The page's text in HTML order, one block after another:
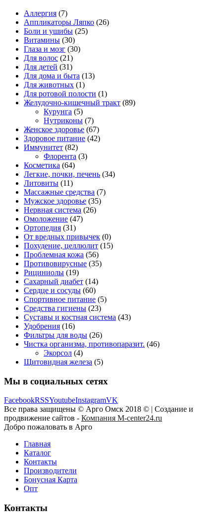
Аллергия (7)
Аппликаторы Ляпко (26)
Боли и ушибы (25)
Витамины (30)
Глаза и мозг (30)
Для волос (21)
Для детей (31)
Для дома и быта (13)
Для животных (1)
Для ротовой полости (1)
Желудочно-кишечный тракт (89)
Курунга (5)
Нутриконы (7)
Женское здоровье (67)
Здоровое питание (42)
Иммунитет (82)
Флорента (3)
Косметика (64)
Легкие, почки, печень (34)
Литовиты (11)
Массажные средства (7)
Мужское здоровье (35)
Нервная система (26)
Омоложение (47)
Ортопедия (31)
От вредных привычек (0)
Похудение, целлюлит (15)
Проблемная кожа (56)
Противовирусные (35)
Рициниолы (19)
Сахарный диабет (14)
Сердце и сосуды (60)
Спортивное питание (5)
Средства гигиены (23)
Суставы и костная система (43)
Удобрения (16)
Фильтры для воды (26)
Чистка организма, противопаразит. (46)
Экорсол (4)
Щитовидная железа (5)
Мы в социальных сетях
FacebookRSSYoutubeInstagramVK
Все права защищены © Арго Омск 2018 © | Создание и
продвижение сайтов - Компания M-center24.ru
Добро пожаловать в Арго
Главная
Каталог
Контакты
Производители
Бонусная Карта
Опт
Контакты